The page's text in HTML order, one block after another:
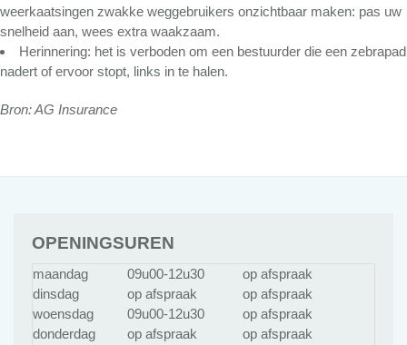
weerkaatsingen zwakke weggebruikers onzichtbaar maken: pas uw
snelheid aan, wees extra waakzaam.
Herinnering: het is verboden om een bestuurder die een zebrapad
nadert of ervoor stopt, links in te halen.
Bron: AG Insurance
OPENINGSUREN
maandag 09u00-12u30
op afspraak
dinsdag
op afspraak
op afspraak
woensdag
09u00-12u30
op afspraak
donderdag
op afspraak
op afspraak